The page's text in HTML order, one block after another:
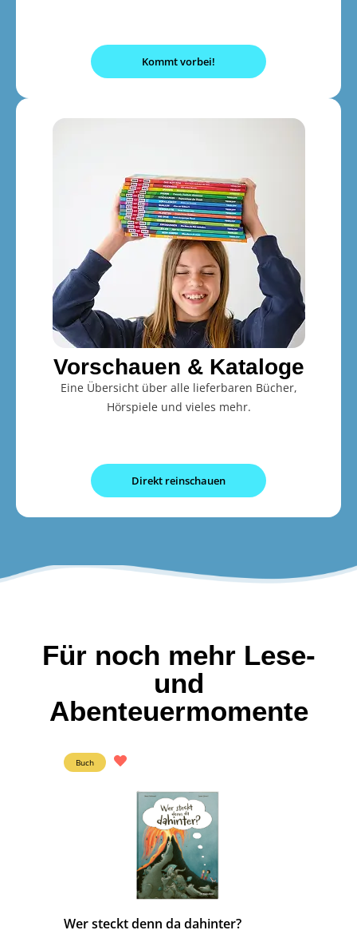
Kommt vorbei!
Vorschauen & Kataloge
Eine Übersicht über alle lieferbaren Bücher,
Hörspiele und vieles mehr.
Direkt reinschauen
Für noch mehr Lese-
und
Abenteuermomente
Buch
Wer steckt denn da dahinter?